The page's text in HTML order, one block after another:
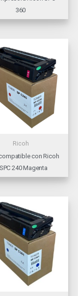
360
Ricoh
con Ricoh
240 Magenta